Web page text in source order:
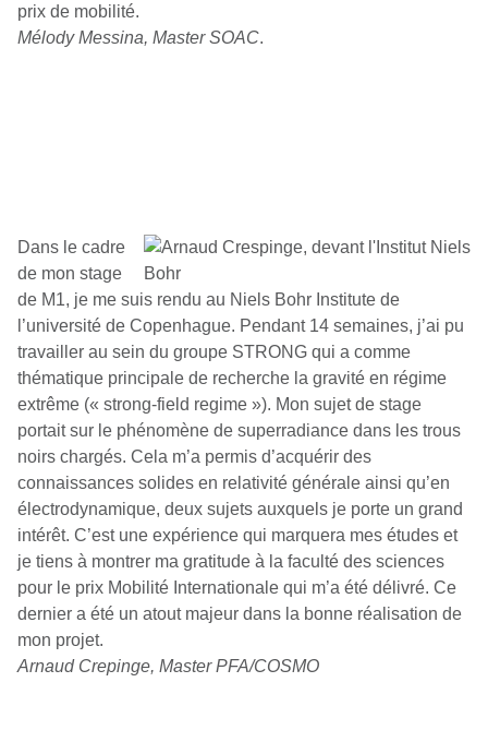
prix de mobilité.
Mélody Messina, Master SOAC.
Dans le cadre
de mon stage
de M1, je me suis rendu au Niels Bohr Institute de
l’université de Copenhague. Pendant 14 semaines, j’ai pu
travailler au sein du groupe STRONG qui a comme
thématique principale de recherche la gravité en régime
extrême (« strong-field regime »). Mon sujet de stage
portait sur le phénomène de superradiance dans les trous
noirs chargés. Cela m’a permis d’acquérir des
connaissances solides en relativité générale ainsi qu’en
électrodynamique, deux sujets auxquels je porte un grand
intérêt. C’est une expérience qui marquera mes études et
je tiens à montrer ma gratitude à la faculté des sciences
pour le prix Mobilité Internationale qui m’a été délivré. Ce
dernier a été un atout majeur dans la bonne réalisation de
mon projet.
Arnaud Crepinge, Master PFA/COSMO